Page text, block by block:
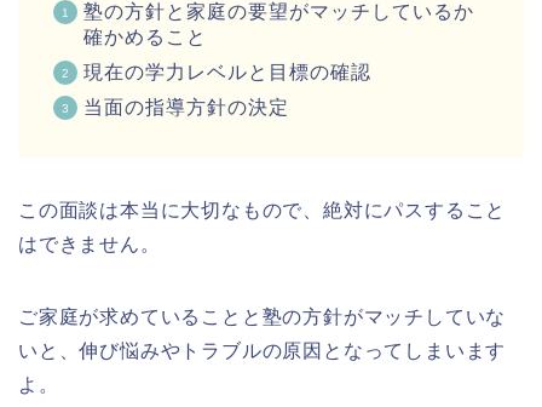
塾の方針と家庭の要望がマッチしているか
確かめること
現在の学力レベルと目標の確認
当面の指導方針の決定
この面談は本当に大切なもので、絶対にパスすること
はできません。
ご家庭が求めていることと塾の方針がマッチしていな
いと、伸び悩みやトラブルの原因となってしまいます
よ。